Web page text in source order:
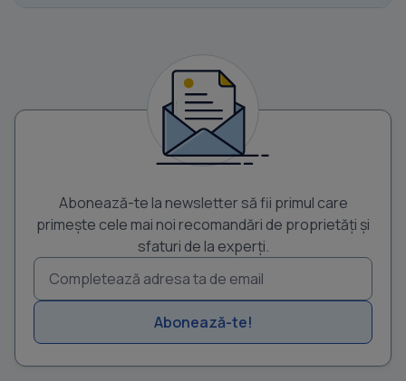
Abonează-te la newsletter să fii primul care
primește cele mai noi recomandări de proprietăți și
sfaturi de la experți.
Abonează-te!